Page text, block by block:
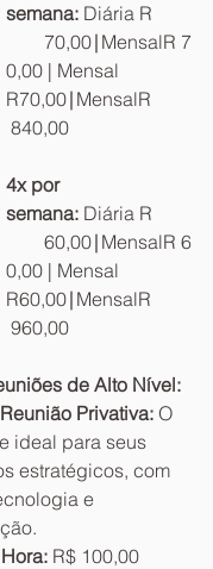
semana: Diária R
70,00∣MensalR 7
0,00 | Mensal
R70,00∣MensalR
840,00
4x por
semana: Diária R
60,00∣MensalR 6
0,00 | Mensal
R60,00∣MensalR
960,00
de Alto Nível:
Privativa: O
ideal para seus
estratégicos, com
e
R$ 100,00